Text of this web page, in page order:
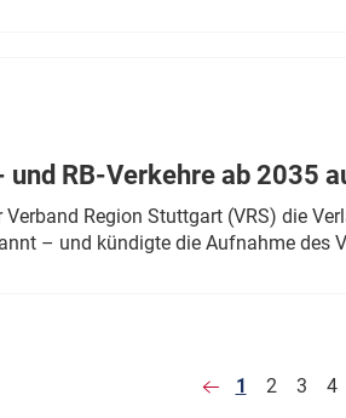
und RB-Verkehre ab 2035
Verband Region Stuttgart (VRS) die
– und kündigte die Aufnahme des
1 2 3 4